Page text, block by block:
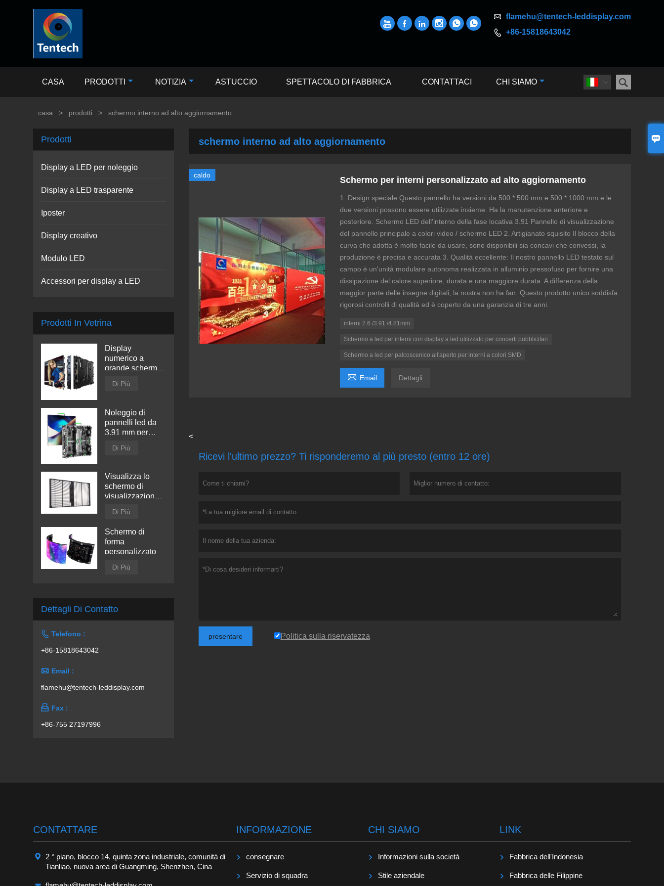

 flamehu@tentech-leddisplay.com
 +86-15818643042
     
 
CASA PRODOTTI NOTIZIA ASTUCCIO SPETTACOLO DI FABBRICA CONTATTACI CHI SIAMO
casa > prodotti > schermo interno ad alto aggiornamento
schermo interno ad alto aggiornamento
caldo Schermo per interni personalizzato ad alto aggiornamento
1. Design speciale Questo pannello ha versioni da 500 * 500 mm e 500 * 1000 mm e le
due versioni possono essere utilizzate insieme. Ha la manutenzione anteriore e
posteriore. Schermo LED dell'interno della fase locativa 3.91 Pannello di visualizzazione
del pannello principale a colori video / schermo LED 2. Artigianato squisito Il blocco della
curva che adotta è molto facile da usare, sono disponibili sia concavi che convessi, la
produzione è precisa e accurata 3. Qualità eccellente: Il nostro pannello LED testato sul
campo è un'unità modulare autonoma realizzata in alluminio pressofuso per fornire una
dissipazione del calore superiore, durata e una maggiore durata. A differenza della
maggior parte delle insegne digitali, la nostra non ha fan. Questo prodotto unico soddisfa
rigorosi controlli di qualità ed è coperto da una garanzia di tre anni.
interni 2.6 /3.91 /4.81mm
Schermo a led per interni con display a led utilizzato per concerti pubblicitari
Schermo a led per palcoscenico all'aperto per interni a colori SMD
 Email Dettagli
<
Ricevi l'ultimo prezzo? Ti risponderemo al più presto (entro 12 ore)
presentare Politica sulla riservatezza
Prodotti
Display a LED per noleggio
Display a LED trasparente
Iposter
Display creativo
Modulo LED
Accessori per display a LED
Prodotti In Vetrina
Display
numerico a
grande schermo
Di Più
Noleggio di
pannelli led da
3,91 mm per
Di Più
Visualizza lo
schermo di
visualizzazione
LEDDi Più
Schermo di
forma
personalizzato
Di Più
Dettagli Di Contatto
 Telefono :
+86-15818643042
 Email :
flamehu@tentech-leddisplay.com
 Fax :
+86-755 27197996
CONTATTARE

2 ° piano, blocco 14, quinta zona industriale, comunità di
Tianliao, nuova area di Guangming, Shenzhen, Cina
INFORMAZIONE
consegnare
Servizio di squadra
CHI SIAMO
Informazioni sulla società
Stile aziendale
LINK
Fabbrica dell'Indonesia
Fabbrica delle Filippine